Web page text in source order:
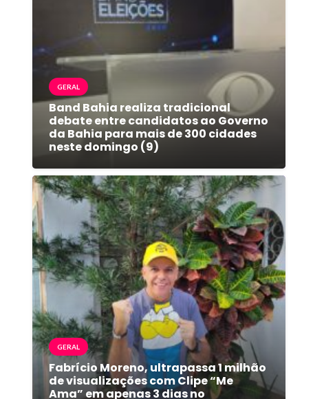
GERAL
Band Bahia realiza tradicional
debate entre candidatos ao Governo
da Bahia para mais de 300 cidades
neste domingo (9)
GERAL
Fabrício Moreno, ultrapassa 1 milhão
de visualizações com Clipe “Me
Ama” em apenas 3 dias no